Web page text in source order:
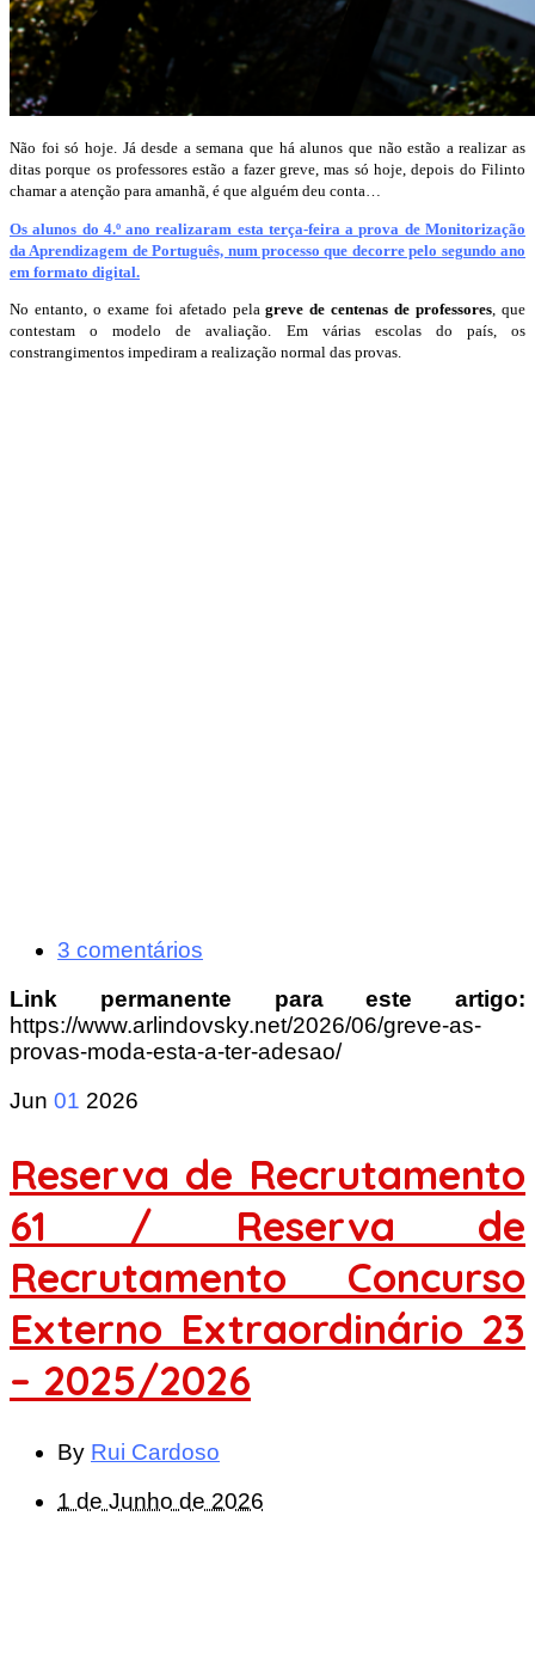
Não foi só hoje. Já desde a semana que há alunos que não estão a realizar as
ditas porque os professores estão a fazer greve, mas só hoje, depois do Filinto
chamar a atenção para amanhã, é que alguém deu conta…
Os alunos do 4.º ano realizaram esta terça-feira a prova de Monitorização
da Aprendizagem de Português, num processo que decorre pelo segundo ano
em formato digital.
No entanto, o exame foi afetado pelagreve de centenas de professores, que
contestam o modelo de avaliação. Em várias escolas do país, os
constrangimentos impediram a realização normal das provas.
3 comentários
Link permanente para este artigo:
https://www.arlindovsky.net/2026/06/greve-as-
provas-moda-esta-a-ter-adesao/
Jun 01 2026
Reserva de Recrutamento
61 / Reserva de
Recrutamento Concurso
Externo Extraordinário 23
– 2025/2026
By Rui Cardoso
1 de Junho de 2026